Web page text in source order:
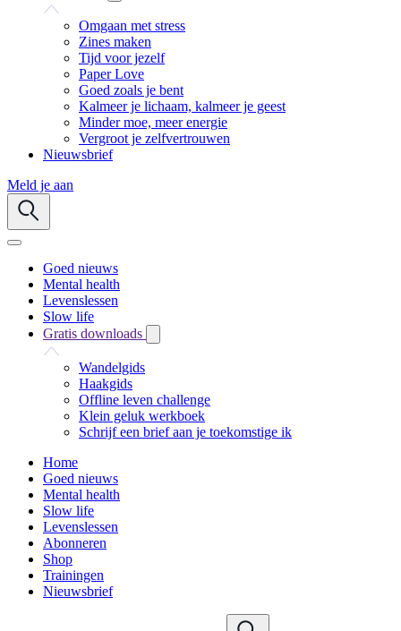
Omgaan met stress
Zines maken
Tijd voor jezelf
Paper Love
Goed zoals je bent
Kalmeer je lichaam, kalmeer je geest
Minder moe, meer energie
Vergroot je zelfvertrouwen
Nieuwsbrief
Meld je aan
Goed nieuws
Mental health
Levenslessen
Slow life
Gratis downloads
Wandelgids
Haakgids
Offline leven challenge
Klein geluk werkboek
Schrijf een brief aan je toekomstige ik
Home
Goed nieuws
Mental health
Slow life
Levenslessen
Abonneren
Shop
Trainingen
Nieuwsbrief